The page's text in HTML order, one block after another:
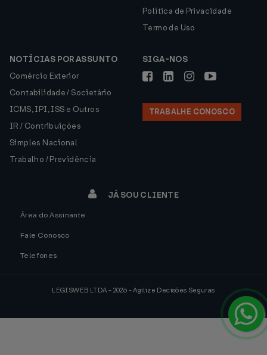
Política de Privacidade
Termo de Uso
NOTÍCIAS POR ASSUNTO
Comércio Exterior
Contabilidade / Societário
ICMS, IPI, ISS e Outros
IR / Contribuições
Simples Nacional
Trabalho / Previdência
SIGA-NOS
TRABALHE CONOSCO
JÁ SOU CLIENTE
Área do Assinante
Fale Conosco
Telefones
LEGISWEB LTDA - 2026 - Agilize Decisões Seguras